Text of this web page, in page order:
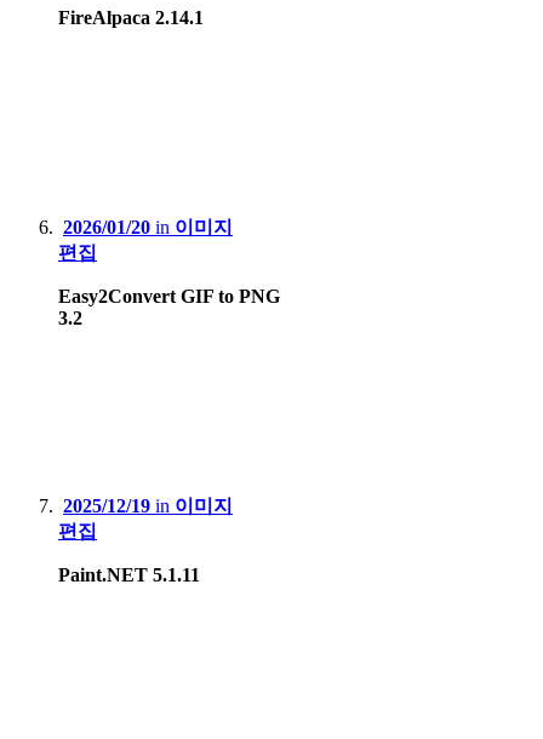
FireAlpaca 2.14.1
2026/01/20 in 이미지
편집
Easy2Convert GIF to PNG
3.2
2025/12/19 in 이미지
편집
Paint.NET 5.1.11